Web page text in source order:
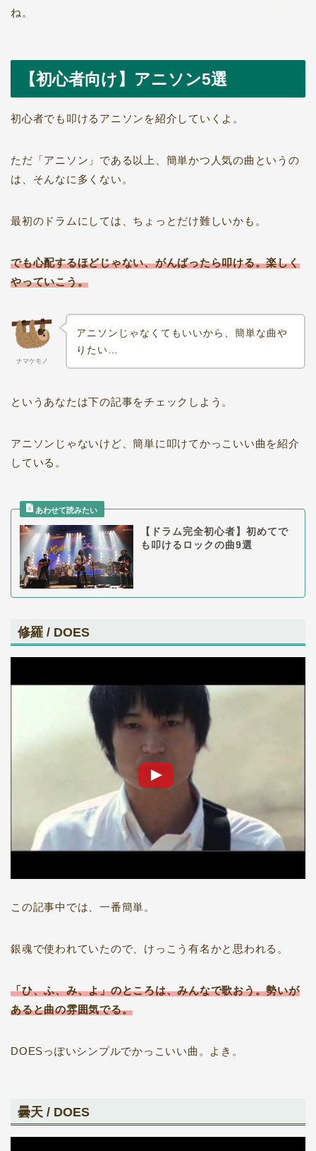
ね。
【初心者向け】アニソン5選
初心者でも叩けるアニソンを紹介していくよ。
ただ「アニソン」である以上、簡単かつ人気の曲というの
は、そんなに多くない。
最初のドラムにしては、ちょっとだけ難しいかも。
でも心配するほどじゃない、がんばったら叩ける。楽しく
やっていこう。
ナマケモノ
アニソンじゃなくてもいいから、簡単な曲や
りたい…
というあなたは下の記事をチェックしよう。
アニソンじゃないけど、簡単に叩けてかっこいい曲を紹介
している。
【ドラム完全初心者】初めてで
も叩けるロックの曲9選
修羅 / DOES
この記事中では、一番簡単。
銀魂で使われていたので、けっこう有名かと思われる。
「ひ、ふ、み、よ」のところは、みんなで歌おう。勢いが
あると曲の雰囲気でる。
DOESっぽいシンプルでかっこいい曲。よき。
曇天 / DOES